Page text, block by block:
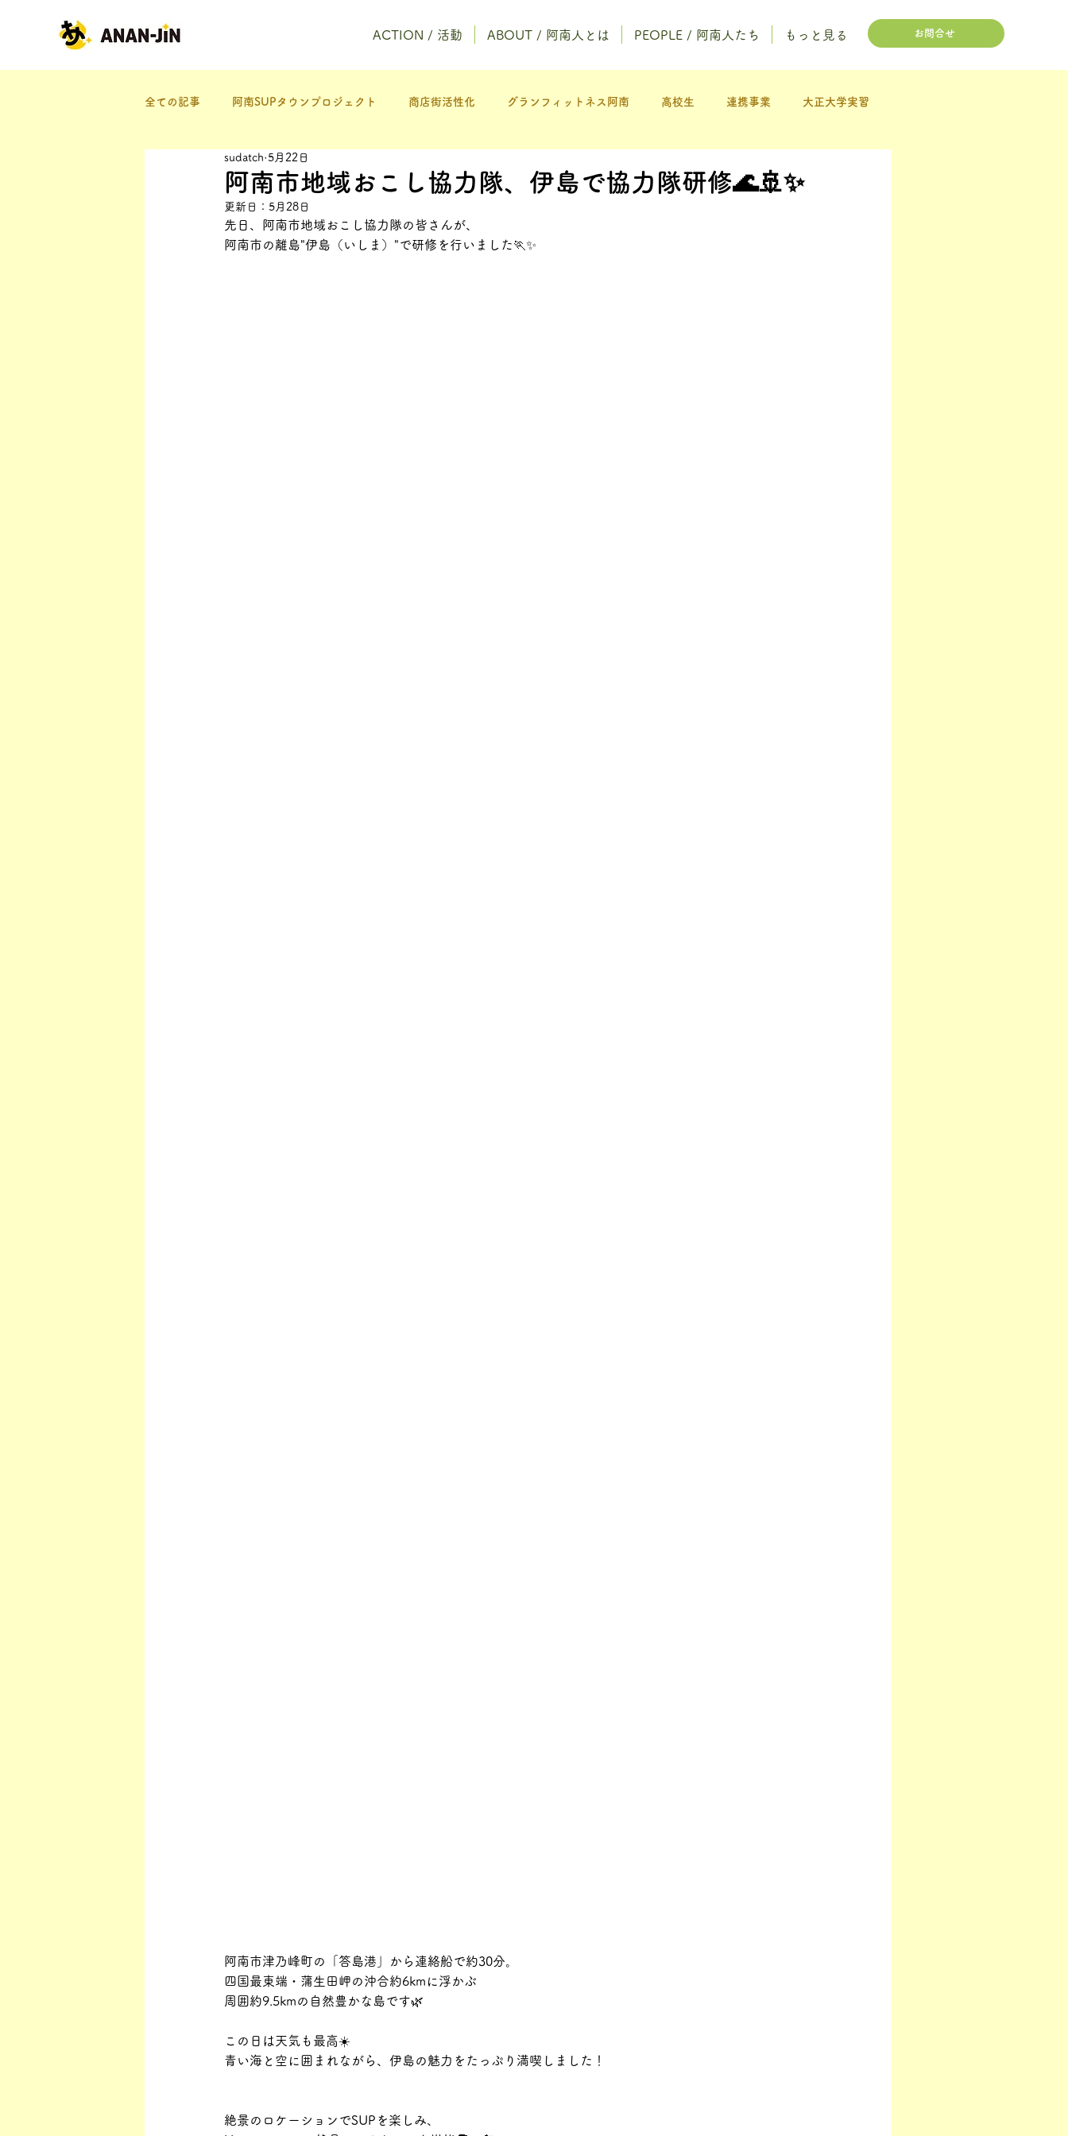
ACTION / 活動 ABOUT / 阿南人とは PEOPLE / 阿南人たち もっと見る お問合せ
全ての記事 阿南SUPタウンプロジェクト 商店街活性化 グランフィットネス阿南 高校生 連携事業 大正大学実習
阿南×東京
阿南市地域おこし協力隊、伊島で協力隊研修🌊🚢✨
sudatch 5月22日
更新日： 5月28日
先日、阿南市地域おこし協力隊の皆さんが、
阿南市の離島"伊島（いしま）"で研修を行いました🏃✨
阿南市津乃峰町の「答島港」から連絡船で約30分。
四国最東端・蒲生田岬の沖合約6kmに浮かぶ
周囲約9.5kmの自然豊かな島です🌿
この日は天気も最高☀️
青い海と空に囲まれながら、伊島の魅力をたっぷり満喫しました！
絶景のロケーションでSUPを楽しみ、